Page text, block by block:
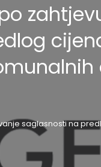
saglasnosti na